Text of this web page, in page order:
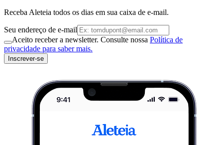
Receba Aleteia todos os dias em sua caixa de e-mail.
Seu endereço de e-mail
Aceito receber a newsletter. Consulte nossa Política de
privacidade para saber mais.
Inscrever-se